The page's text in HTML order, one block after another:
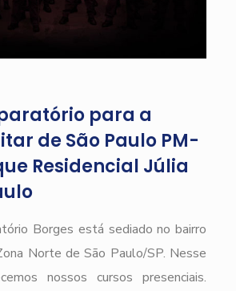
para a
de São Paulo PM-
Residencial Júlia
Borges está sediado no bairro
Norte de São Paulo/SP. Nesse
nossos cursos presenciais.